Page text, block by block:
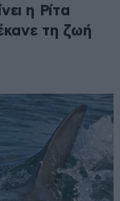
η Ρίτα
τη ζωή